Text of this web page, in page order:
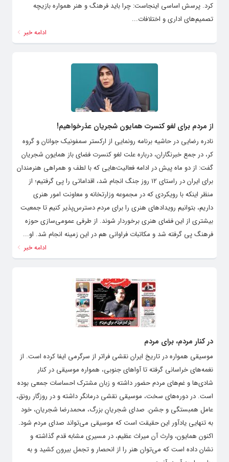
کرد. پرسش اساسی اینجاست: چرا باید فرهنگ و هنر همواره بازیچه
تصمیم‌های اداری و اختلافات...
ادامه خبر
از مردم برای لغو کنسرت همایون شجریان عذرخواهیم!
نادره رضایی در حاشیه برنامه رونمایی از ارکستر سمفونیک جوانان و گروه
کر، در جمع خبرنگاران، درباره علت لغو کنسرت فضای باز همایون شجریان
گفت: از دو ماه پیش در ادامه فعالیت‌هایی که با لطف و همراهی هنرمندان
برای ایران در راستای ۱۲ روز جنگ انجام شد، اقداماتی را پی گرفتیم؛ از
منظر اینکه با رویکردی که در مجموعه وزارتخانه و معاونت امور هنری
داریم، بتوانیم رویدادهای هنری را برای مردم دسترس‌پذیر کنیم تا جمعیت
بیشتری از این فضای هنری برخوردار شوند. از طرفی عمومی‌سازی حوزه
فرهنگ پی گرفته شد و مکاتبات فراوانی هم در این زمینه انجام شد. او...
ادامه خبر
در کنار مردم، برای مردم
موسیقی همواره در تاریخ ایران نقشی فراتر از سرگرمی ایفا کرده است. از
نغمه‌های خراسانی گرفته تا آواهای جنوبی، همواره موسیقی در کنار
شادی‌ها و غم‌های مردم حضور داشته و زبان مشترک احساسات جمعی بوده
است. در دوره‌های سخت، موسیقی نقشی درمانگر داشته و در روزگار رونق،
عامل همبستگی و جشن. صدای شجریانِ بزرگ، محمدرضا شجریان، خود
به تنهایی یادآور این حقیقت است که موسیقی می‌تواند صدای مردم شود.
اکنون همایون، وارث آن میراث عظیم، در مسیری مشابه قدم گذاشته و
نشان داده است که می‌توان هنر را از انحصار و تجمل بیرون کشید و به